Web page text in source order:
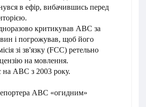
в ефір, вибачившись перед
критикував ABC за
і погрожував, щоб його
зі зв'язку (FCC) ретельно
на мовлення.
ABC з 2003 року.
ABC «огидним»